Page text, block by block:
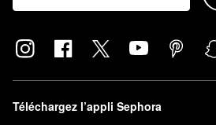
Téléchargez l’appli Sephora